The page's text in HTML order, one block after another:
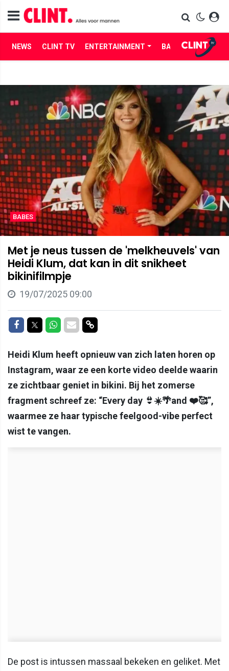
NEWS CLINT TV ENTERTAINMENT BABES LIFE
BABES
Met je neus tussen de 'melkheuvels' van
Heidi Klum, dat kan in dit snikheet
bikinifilmpje
19/07/2025 09:00
Delen op Facebook
Delen op Twitter
Delen op Whatsapp
Delen via Mail
Delen via link
Heidi Klum heeft opnieuw van zich laten horen op
Instagram, waar ze een korte video deelde waarin
ze zichtbaar geniet in bikini. Bij het zomerse
fragment schreef ze: “Every day 👙☀️🌴and ❤️🥰”,
waarmee ze haar typische feelgood-vibe perfect
wist te vangen.
De post is intussen massaal bekeken en geliket. Met